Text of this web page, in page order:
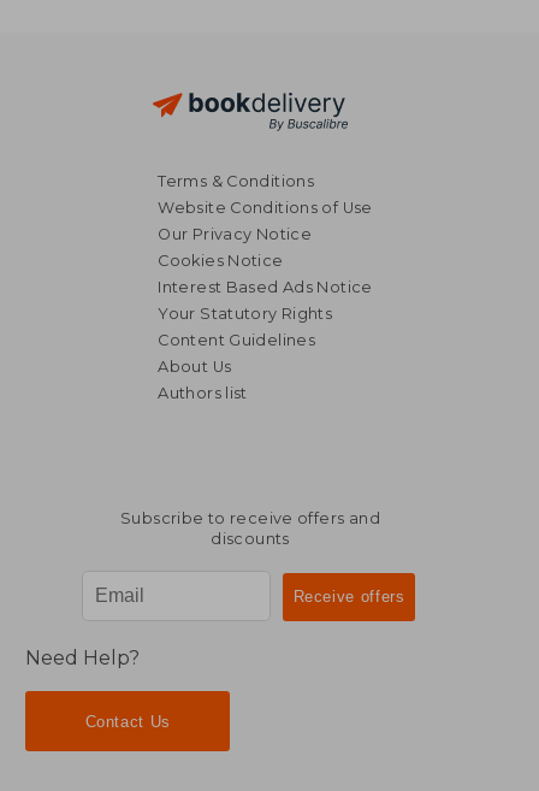
NT$ 2,191
Terms & Conditions
Website Conditions of Use
Our Privacy Notice
Cookies Notice
Interest Based Ads Notice
Your Statutory Rights
Content Guidelines
About Us
Authors list
Subscribe to receive offers and
discounts
Need Help?
Contact Us